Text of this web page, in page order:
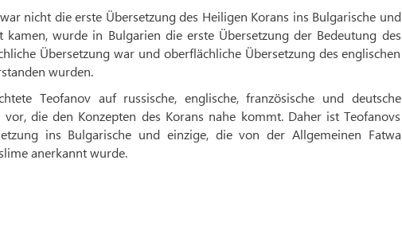
nicht die erste Übersetzung des Heiligen Korans ins Bulgarische und
wurde in Bulgarien die erste Übersetzung der Bedeutung des
Übersetzung war und oberflächliche Übersetzung des englischen
wurden.
Teofanov auf russische, englische, französische und deutsche
die den Konzepten des Korans nahe kommt. Daher ist Teofanovs
ins Bulgarische und einzige, die von der Allgemeinen Fatwa
anerkannt wurde.